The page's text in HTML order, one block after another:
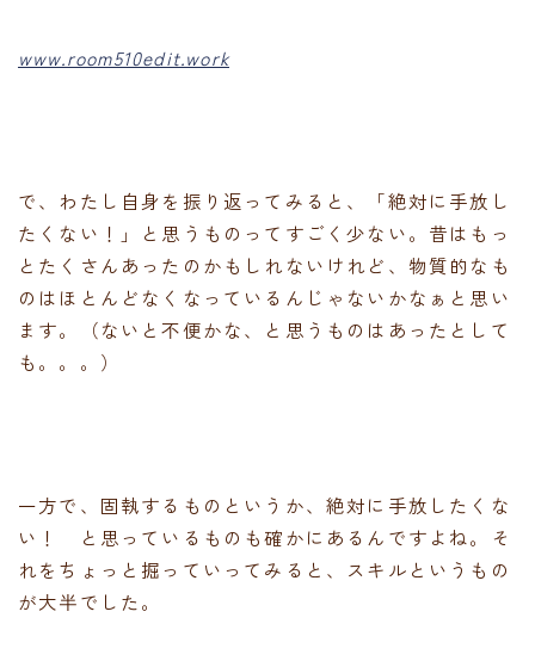
www.room510edit.work
で、わたし自身を振り返ってみると、「絶対に手放し
たくない！」と思うものってすごく少ない。昔はもっ
とたくさんあったのかもしれないけれど、物質的なも
のはほとんどなくなっているんじゃないかなぁと思い
ます。（ないと不便かな、と思うものはあったとして
も。。。）
一方で、固執するものというか、絶対に手放したくな
い！ と思っているものも確かにあるんですよね。そ
れをちょっと掘っていってみると、スキルというもの
が大半でした。